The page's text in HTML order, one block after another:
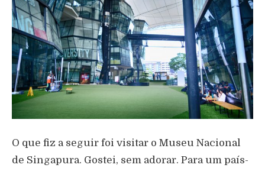
O que fiz a seguir foi visitar o Museu Nacional
de Singapura. Gostei, sem adorar. Para um país-